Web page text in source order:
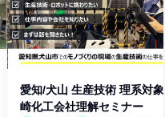
愛知/犬山 生産技術 理系対
崎化工会社理解セミナー